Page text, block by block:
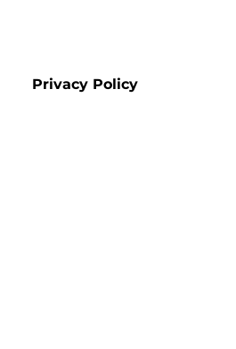
Privacy Policy